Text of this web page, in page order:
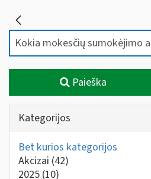
Paieška
Kategorijos
Bet kurios kategorijos
Akcizai (42)
2025 (10)